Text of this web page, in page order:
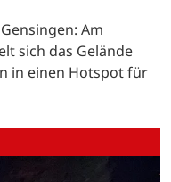
Am
sich das Gelände
in einen Hotspot für